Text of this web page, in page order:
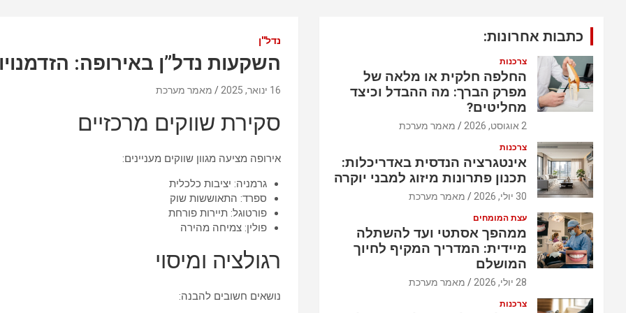
נדל''ן
השקעות נדל”ן באירופה:
16 ינואר, 2025 מאמר מערכת
סקירת שווקים מרכזיים
אירופה מציעה מגוון שווקים מעניינים:
גרמניה: יציבות כלכלית
ספרד: התאוששות שוק
פורטוגל: תיירות פורחת
פולין: צמיחה מהירה
רגולציה ומיסוי
נושאים חשובים להבנה:
כתבות אחרונות:
צרכנות
החלפה חלקית או מלאה של
מפרק הברך: מה ההבדל וכיצד
מחליטים?
2 אוגוסט, 2026 מאמר מערכת
צרכנות
אינטגרציה הנדסית באדריכלות:
תכנון פתרונות מיזוג למבני יוקרה
30 יולי, 2026 מאמר מערכת
עצת המומחים
ממהפך אסתטי ועד להשתלה
מיידית: המדריך המקיף לחיוך
המושלם
28 יולי, 2026 מאמר מערכת
צרכנות